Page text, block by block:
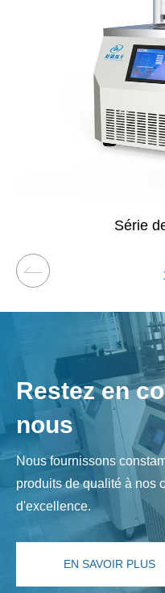
Série
Restez en
nous
Nous fournissons
produits de qualité à nos
d'excellence.
EN SAVOIR PLUS